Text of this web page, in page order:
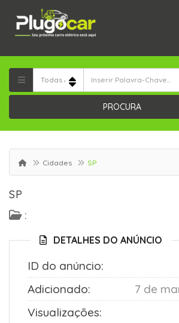
PROCURA
Cidades SP
SP
:
DETALHES DO ANÚNCIO
ID do anúncio:
Adicionado:
7 de
Visualizações: